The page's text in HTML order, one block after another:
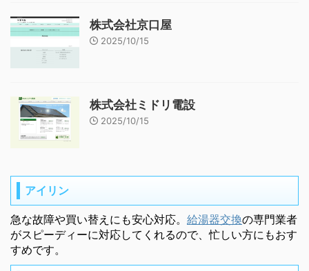
株式会社京口屋
2025/10/15
株式会社ミドリ電設
2025/10/15
アイリン
急な故障や買い替えにも安心対応。 給湯器交換の専門業者
がスピーディーに対応してくれるので、忙しい方にもおす
すめです。